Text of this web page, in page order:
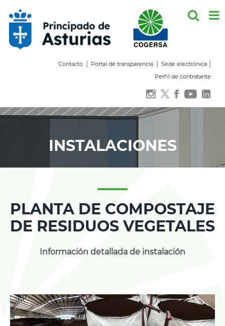
contenido
Contacto | Portal de transparencia | Sede electrónica |
Perfil de contratante
INSTALACIONES
PLANTA DE COMPOSTAJE
DE RESIDUOS VEGETALES
Información detallada de instalación